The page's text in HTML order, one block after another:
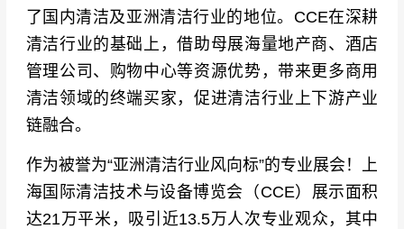
了国内清洁及亚洲清洁行业的地位。 CCE在深耕
清洁行业的基础上，借助母展海量地产商、酒店
管理公司、购物中心等资源优势，带来更多商用
清洁领域的终端买家，促进清洁行业上下游产业
链融合。
作为被誉为“亚洲清洁行业风向标”的专业展会！
上
海国际清洁技术与设备博览会（CCE）展示面积
达21万平米，吸引近13.5万人次专业观众，其中